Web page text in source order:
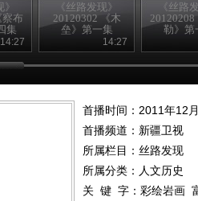
察布
集
14:27
《丝路发现》
20120302 《木
垒》第一集
14:27
《丝路
20120208
勒》第
首播时间：2011年12
首播频道： 新疆卫视
所属栏目： 丝路发现
所属分类：人文历史
关 键 字： 彩绘岩画